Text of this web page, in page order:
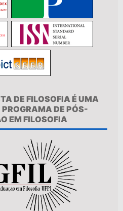
DE FILOSOFIA É UMA
DE PÓS-
EM FILOSOFIA